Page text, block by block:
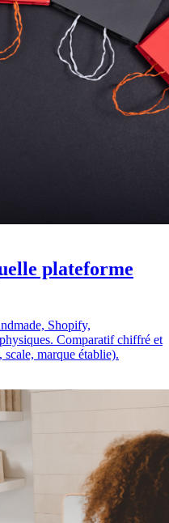
plateforme
Shopify,
Comparatif chiffré et
marque établie).